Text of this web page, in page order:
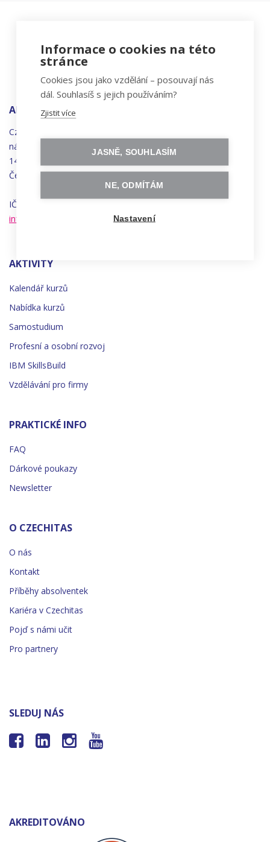
ADRESA
Czechitas, z.ú.
náměstí
Synků 1748/17
140 00 Praha 4 - Nusle
Česká republika
IČO 22834958 | DIČ CZ22834958
info@czechitas.cz
AKTIVITY
Kalendář kurzů
Nabídka kurzů
Samostudium
Profesní a osobní rozvoj
IBM SkillsBuild
Vzdělávání pro firmy
PRAKTICKÉ INFO
FAQ
Dárkové poukazy
Newsletter
O CZECHITAS
O nás
Kontakt
Příběhy absolventek
Kariéra v Czechitas
Pojď s námi učit
Pro partnery
SLEDUJ NÁS
   
AKREDITOVÁNO
Informace o cookies na této
stránce
Cookies jsou jako vzdělání – posouvají nás
dál. Souhlasíš s jejich používáním?
Zjistit více
JASNĚ, SOUHLASÍM
NE, ODMÍTÁM
Nastavení